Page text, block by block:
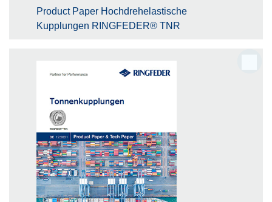
Product Paper Hochdrehelastische
Kupplungen RINGFEDER® TNR